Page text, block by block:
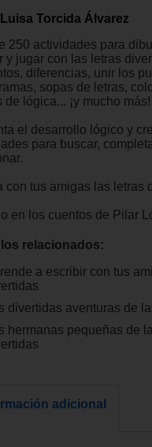
Luisa Torcida Álvarez
250 actividades para
y jugar con las letras
diferencias, unir los
sopas de letras,
de lógica... ¡y mucho más!
el desarrollo lógico y
para buscar,
con tus amigas las letras
en los cuentos de Pilar
relacionados:
a escribir con tus
divertidas aventuras de
hermanas pequeñas de
adicional